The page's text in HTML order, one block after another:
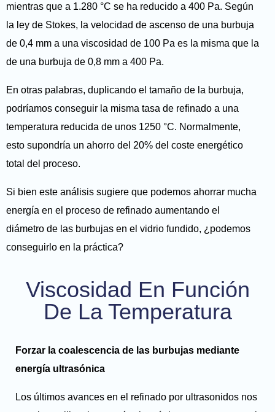
mientras que a 1.280 °C se ha reducido a 400 Pa. Según
la ley de Stokes, la velocidad de ascenso de una burbuja
de 0,4 mm a una viscosidad de 100 Pa es la misma que la
de una burbuja de 0,8 mm a 400 Pa.
En otras palabras, duplicando el tamaño de la burbuja,
podríamos conseguir la misma tasa de refinado a una
temperatura reducida de unos 1250 °C. Normalmente,
esto supondría un ahorro del 20% del coste energético
total del proceso.
Si bien este análisis sugiere que podemos ahorrar mucha
energía en el proceso de refinado aumentando el
diámetro de las burbujas en el vidrio fundido, ¿podemos
conseguirlo en la práctica?
Viscosidad En Función
De La Temperatura
Forzar la coalescencia de las burbujas mediante
energía ultrasónica
Los últimos avances en el refinado por ultrasonidos nos